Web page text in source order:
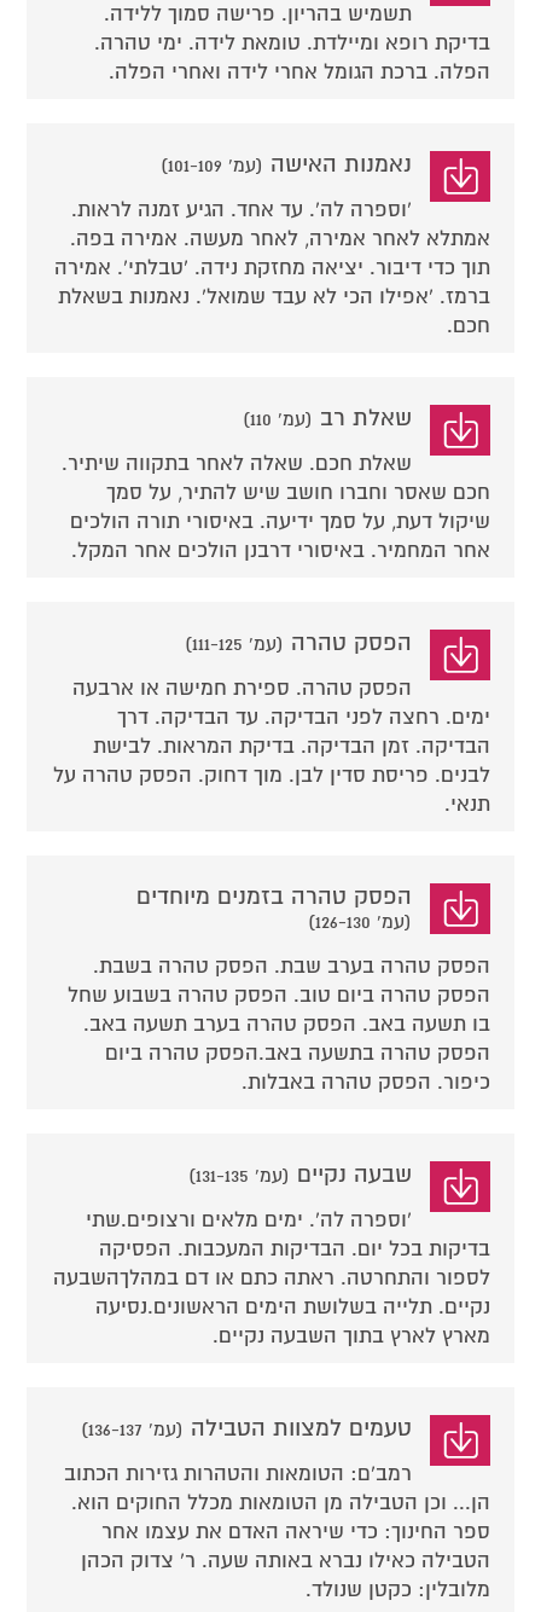
תשמיש בהריון. פרישה סמוך ללידה.
בדיקת רופא ומיילדת. טומאת לידה. ימי טהרה.
הפלה. ברכת הגומל אחרי לידה ואחרי הפלה.
נאמנות האישה (עמ' 101-109)
'וספרה לה'. עד אחד. הגיע זמנה לראות.
אמתלא לאחר אמירה, לאחר מעשה. אמירה בפה.
תוך כדי דיבור. יציאה מחזקת נידה. 'טבלתי'. אמירה
ברמז. 'אפילו הכי לא עבד שמואל'. נאמנות בשאלת
חכם.
שאלת רב (עמ' 110)
שאלת חכם. שאלה לאחר בתקווה שיתיר.
חכם שאסר וחברו חושב שיש להתיר, על סמך
שיקול דעת, על סמך ידיעה. באיסורי תורה הולכים
אחר המחמיר. באיסורי דרבנן הולכים אחר המקל.
הפסק טהרה (עמ' 111-125)
הפסק טהרה. ספירת חמישה או ארבעה
ימים. רחצה לפני הבדיקה. עד הבדיקה. דרך
הבדיקה. זמן הבדיקה. בדיקת המראות. לבישת
לבנים. פריסת סדין לבן. מוך דחוק. הפסק טהרה על
תנאי.
הפסק טהרה בזמנים מיוחדים
(עמ' 126-130)
הפסק טהרה בערב שבת. הפסק טהרה בשבת.
הפסק טהרה ביום טוב. הפסק טהרה בשבוע שחל
בו תשעה באב. הפסק טהרה בערב תשעה באב.
הפסק טהרה בתשעה באב.הפסק טהרה ביום
כיפור. הפסק טהרה באבלות.
שבעה נקיים (עמ' 131-135)
'וספרה לה'. ימים מלאים ורצופים.שתי
בדיקות בכל יום. הבדיקות המעכבות. הפסיקה
לספור והתחרטה. ראתה כתם או דם במהלךהשבעה
נקיים. תלייה בשלושת הימים הראשונים.נסיעה
מארץ לארץ בתוך השבעה נקיים.
טעמים למצוות הטבילה (עמ' 136-137)
רמב'ם: הטומאות והטהרות גזירות הכתוב
הן... וכן הטבילה מן הטומאות מכלל החוקים הוא.
ספר החינוך: כדי שיראה האדם את עצמו אחר
הטבילה כאילו נברא באותה שעה. ר' צדוק הכהן
מלובלין: כקטן שנולד.